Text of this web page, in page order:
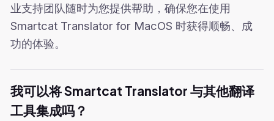
业支持团队随时为您提供帮助，确保您在使用
Smartcat Translator for MacOS 时获得顺畅、成
功的体验。
我可以将 Smartcat Translator 与其他翻译
工具集成吗？